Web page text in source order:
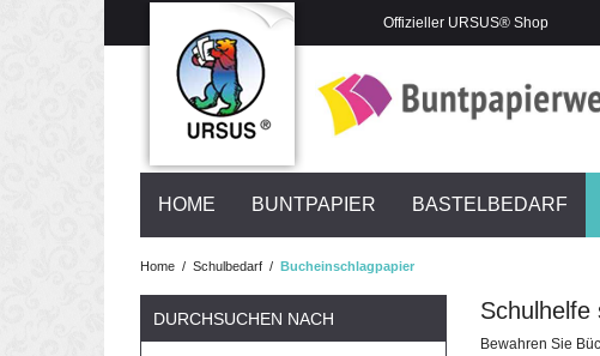
Offizieller URSUS® Shop
HOME BUNTPAPIER BASTELBEDARF
Home / Schulbedarf / Bucheinschlagpapier
DURCHSUCHEN NACH Schulhelfe
Bewahren Sie